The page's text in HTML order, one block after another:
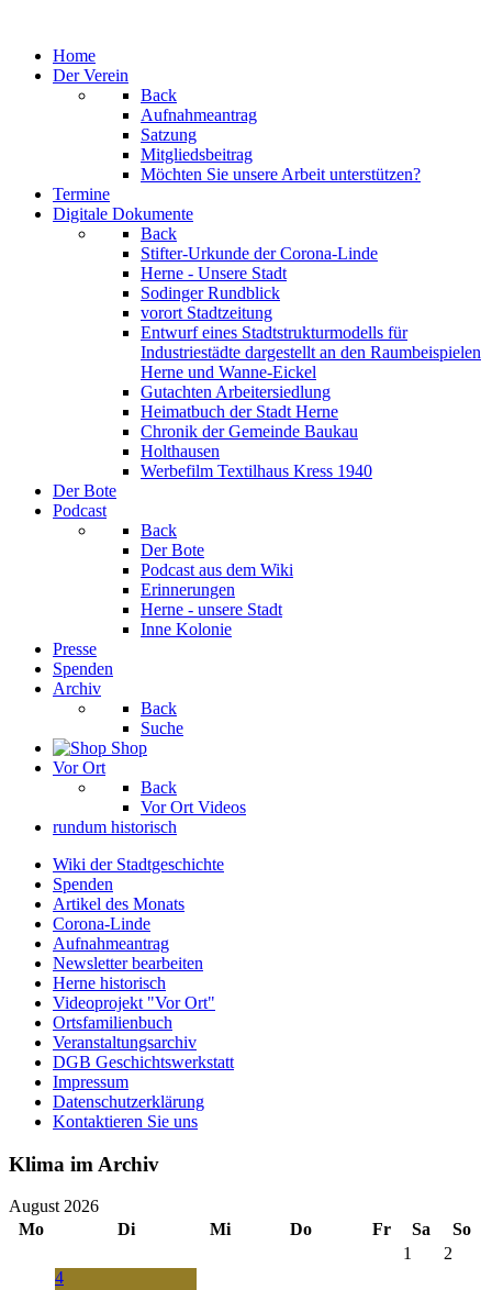
Home
Der Verein
Back
Aufnahmeantrag
Satzung
Mitgliedsbeitrag
Möchten Sie unsere Arbeit unterstützen?
Termine
Digitale Dokumente
Back
Stifter-Urkunde der Corona-Linde
Herne - Unsere Stadt
Sodinger Rundblick
vorort Stadtzeitung
Entwurf eines Stadtstrukturmodells für
Industriestädte dargestellt an den Raumbeispielen
Herne und Wanne-Eickel
Gutachten Arbeitersiedlung
Heimatbuch der Stadt Herne
Chronik der Gemeinde Baukau
Holthausen
Werbefilm Textilhaus Kress 1940
Der Bote
Podcast
Back
Der Bote
Podcast aus dem Wiki
Erinnerungen
Herne - unsere Stadt
Inne Kolonie
Presse
Spenden
Archiv
Back
Suche
Shop
Vor Ort
Back
Vor Ort Videos
rundum historisch
Wiki der Stadtgeschichte
Spenden
Artikel des Monats
Corona-Linde
Aufnahmeantrag
Newsletter bearbeiten
Herne historisch
Videoprojekt "Vor Ort"
Ortsfamilienbuch
Veranstaltungsarchiv
DGB Geschichtswerkstatt
Impressum
Datenschutzerklärung
Kontaktieren Sie uns
Klima im Archiv
August 2026
Mo
Di Mi Do Fr Sa
So
1
2
4